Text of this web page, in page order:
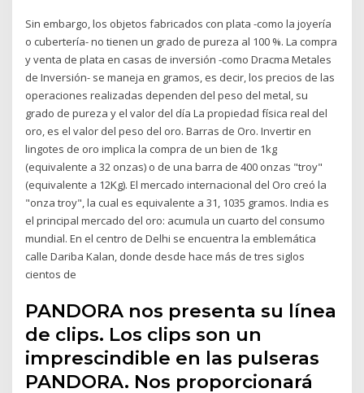
Sin embargo, los objetos fabricados con plata -como la joyería
o cubertería- no tienen un grado de pureza al 100 %. La compra
y venta de plata en casas de inversión -como Dracma Metales
de Inversión- se maneja en gramos, es decir, los precios de las
operaciones realizadas dependen del peso del metal, su
grado de pureza y el valor del día La propiedad física real del
oro, es el valor del peso del oro. Barras de Oro. Invertir en
lingotes de oro implica la compra de un bien de 1kg
(equivalente a 32 onzas) o de una barra de 400 onzas "troy"
(equivalente a 12Kg). El mercado internacional del Oro creó la
"onza troy", la cual es equivalente a 31, 1035 gramos. India es
el principal mercado del oro: acumula un cuarto del consumo
mundial. En el centro de Delhi se encuentra la emblemática
calle Dariba Kalan, donde desde hace más de tres siglos
cientos de
PANDORA nos presenta su línea
de clips. Los clips son un
imprescindible en las pulseras
PANDORA. Nos proporcionará